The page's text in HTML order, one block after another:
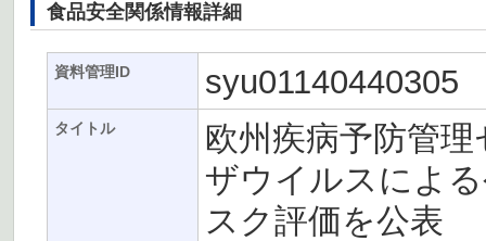
食品安全関係情報詳細
資料管理ID syu01140440305
タイトル
欧州疾病予防管
ザウイルスによ
スク評価を公表